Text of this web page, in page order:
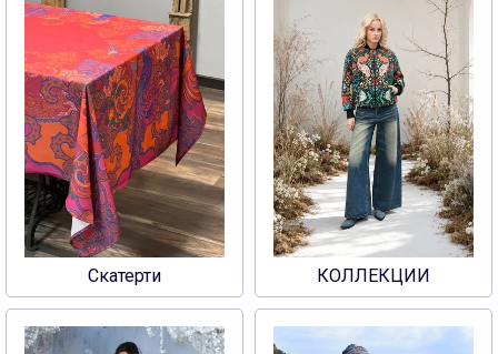
Скатерти КОЛЛЕКЦИИ